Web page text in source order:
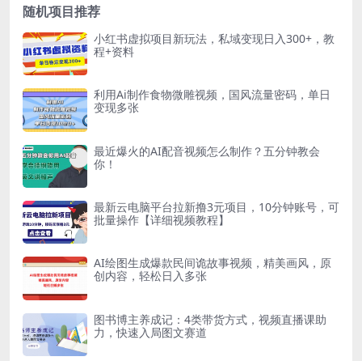
随机项目推荐
小红书虚拟项目新玩法，私域变现日入300+，教
程+资料
利用Ai制作食物微雕视频，国风流量密码，单日
变现多张
最近爆火的AI配音视频怎么制作？五分钟教会
你！
最新云电脑平台拉新撸3元项目，10分钟账号，可
批量操作【详细视频教程】
AI绘图生成爆款民间诡故事视频，精美画风，原
创内容，轻松日入多张
图书博主养成记：4类带货方式，视频直播课助
力，快速入局图文赛道